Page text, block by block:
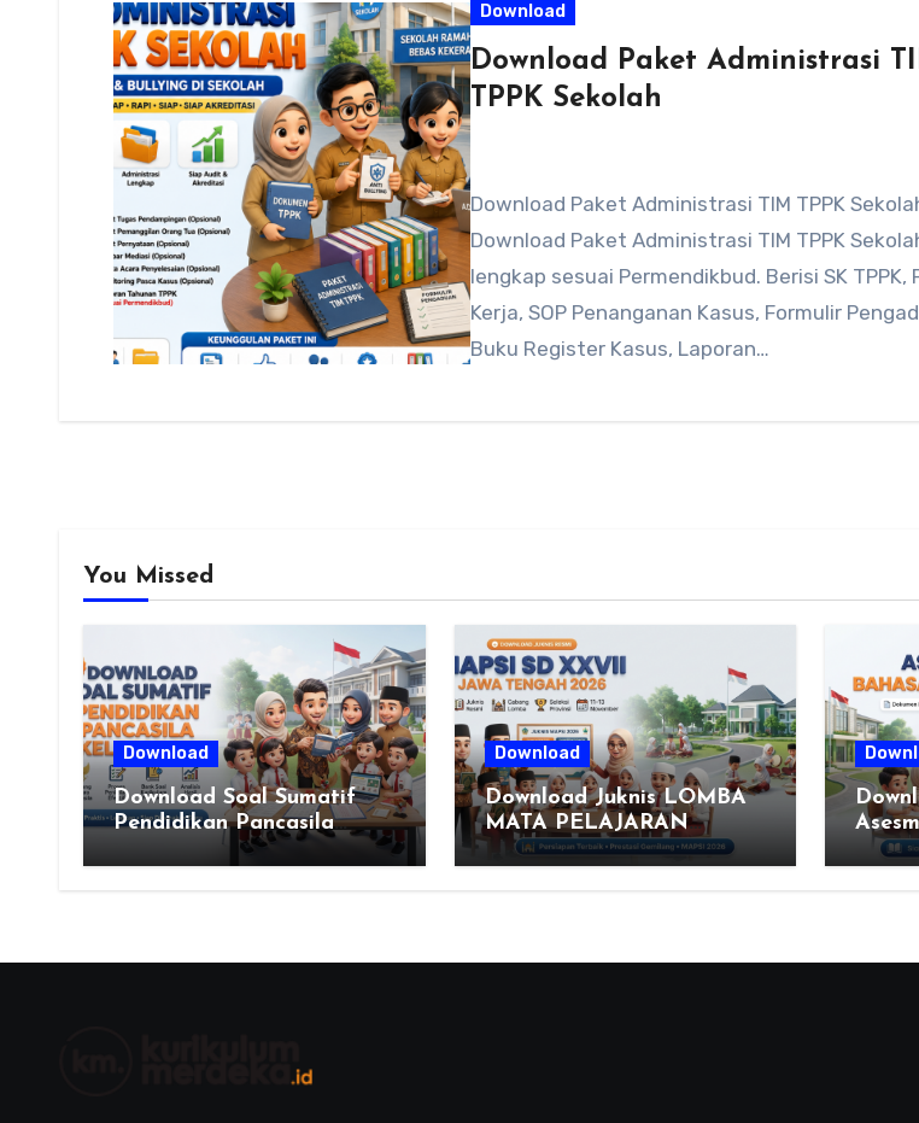
Download
Download Paket Administrasi
TPPK Sekolah
Download Paket Administrasi TIM TPPK
Download Paket Administrasi TIM TPPK
lengkap sesuai Permendikbud. Berisi SK TPPK,
Kerja, SOP Penanganan Kasus, Formulir
Buku Register Kasus, Laporan…
You Missed
Download
Download Soal Sumatif
Pendidikan Pancasila
Kelas VI SD Kurikulum
Merdeka, Solusi Praktis
Download
Download Juknis LOMBA
MATA PELAJARAN
PENDIDIKAN AGAMA
ISLAM DAN SENI ISLAMI
(Fase